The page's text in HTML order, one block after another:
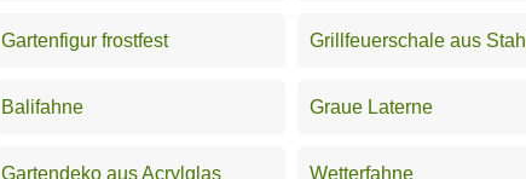
Gartenfigur frostfest Grillfeuerschale aus Stahl
Balifahne Graue Laterne
Gartendeko aus Acrylglas Wetterfahne